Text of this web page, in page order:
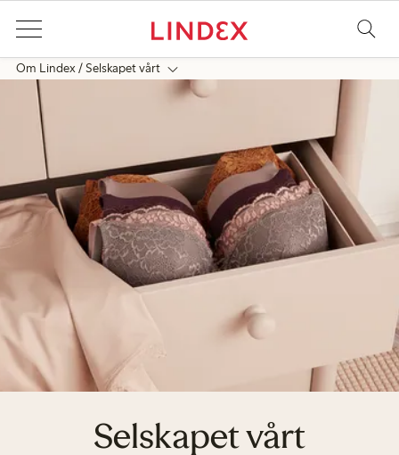
Om Lindex Selskapet vårt
Selskapet vårt